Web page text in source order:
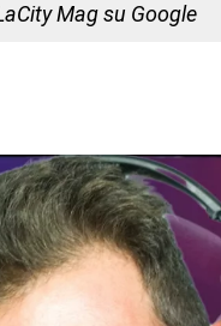
Mag su Google